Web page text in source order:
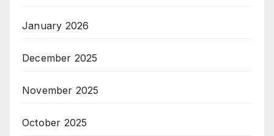
January 2026
December 2025
November 2025
October 2025